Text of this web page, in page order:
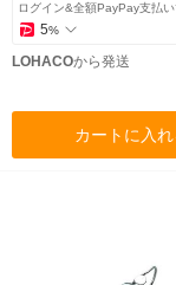
ログイン&全額PayPay支払
5%
LOHACOから発送
カートに入れ